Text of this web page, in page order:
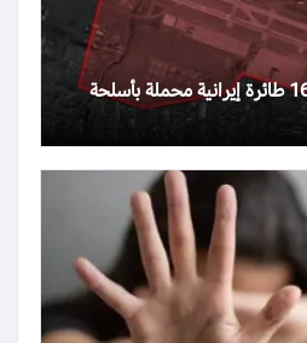
الجيش الإسرائيلي يدمر 16 طائرة إيرانية محملة بأسلحة